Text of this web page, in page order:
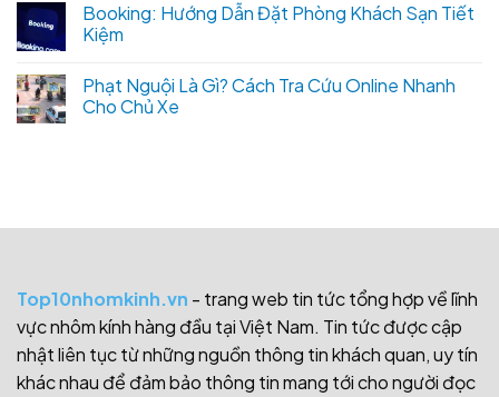
Booking: Hướng Dẫn Đặt Phòng Khách Sạn Tiết
Kiệm
Phạt Nguội Là Gì? Cách Tra Cứu Online Nhanh
Cho Chủ Xe
Top10nhomkinh.vn - trang web tin tức tổng hợp về lĩnh
vực nhôm kính hàng đầu tại Việt Nam. Tin tức được cập
nhật liên tục từ những nguồn thông tin khách quan, uy tín
khác nhau để đảm bảo thông tin mang tới cho người đọc